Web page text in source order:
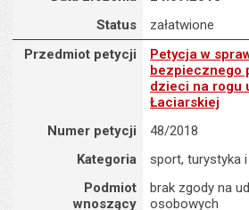
Status
załatwione
Przedmiot petycji : Petycja w sprawie
Przedmiot petycji
Petycja w
bezpiecznego
dzieci na rogu
Łaciarskiej
Numer petycji
48/2018
Kategoria
sport, turystyka
Podmiot
wnoszący
brak zgody na
osobowych